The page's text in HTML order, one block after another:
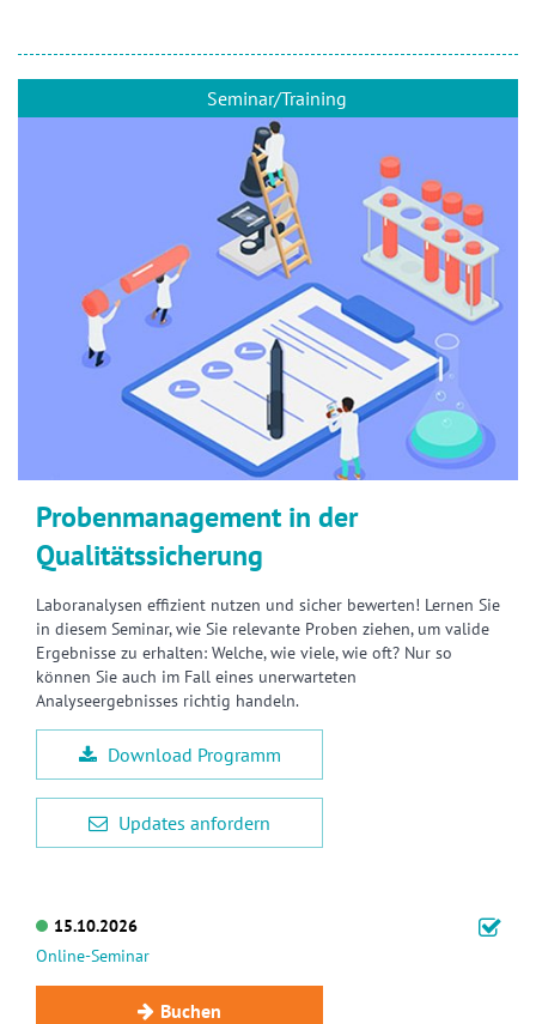
Seminar/Training
Probenmanagement in der
Qualitätssicherung
Laboranalysen effizient nutzen und sicher bewerten! Lernen Sie
in diesem Seminar, wie Sie relevante Proben ziehen, um valide
Ergebnisse zu erhalten: Welche, wie viele, wie oft? Nur so
können Sie auch im Fall eines unerwarteten
Analyseergebnisses richtig handeln.
Download Programm
Updates anfordern
15.10.2026
Online-Seminar
Buchen